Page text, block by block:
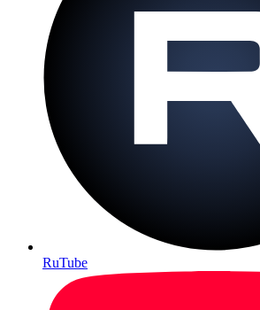
RuTube